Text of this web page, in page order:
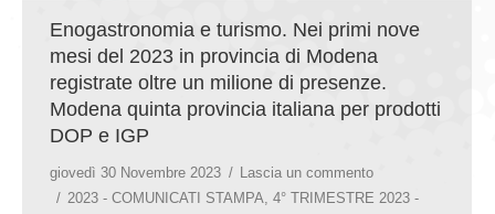
Enogastronomia e turismo. Nei primi nove
mesi del 2023 in provincia di Modena
registrate oltre un milione di presenze.
Modena quinta provincia italiana per prodotti
DOP e IGP
giovedì 30 Novembre 2023
Lascia un commento
2023 - COMUNICATI STAMPA, 4° TRIMESTRE 2023 -